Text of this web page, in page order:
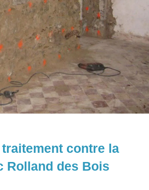
contre la
Rolland des Bois